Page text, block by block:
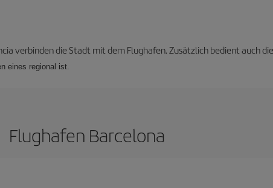
verbinden die Stadt mit dem Flughafen. Zusätzlich bedient auch
eines regional ist.
Flughafen Barcelona